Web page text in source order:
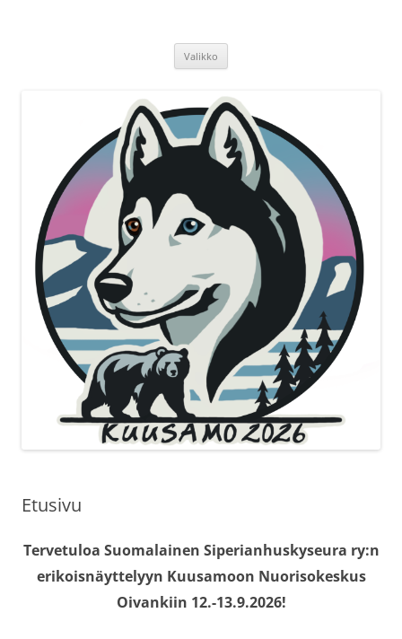
Valikko
Etusivu
Tervetuloa Suomalainen Siperianhuskyseura ry:n
erikoisnäyttelyyn Kuusamoon Nuorisokeskus
Oivankiin 12.-13.9.2026!